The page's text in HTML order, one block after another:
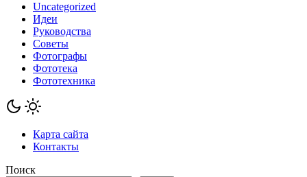
Uncategorized
Идеи
Руководства
Советы
Фотографы
Фототека
Фототехника
Карта сайта
Контакты
Поиск